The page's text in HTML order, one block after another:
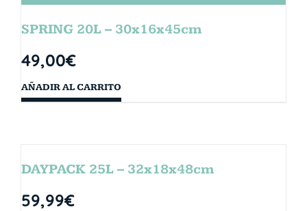
SPRING 20L – 30x16x45cm
49,00€
AÑADIR AL CARRITO
DAYPACK 25L – 32x18x48cm
59,99€